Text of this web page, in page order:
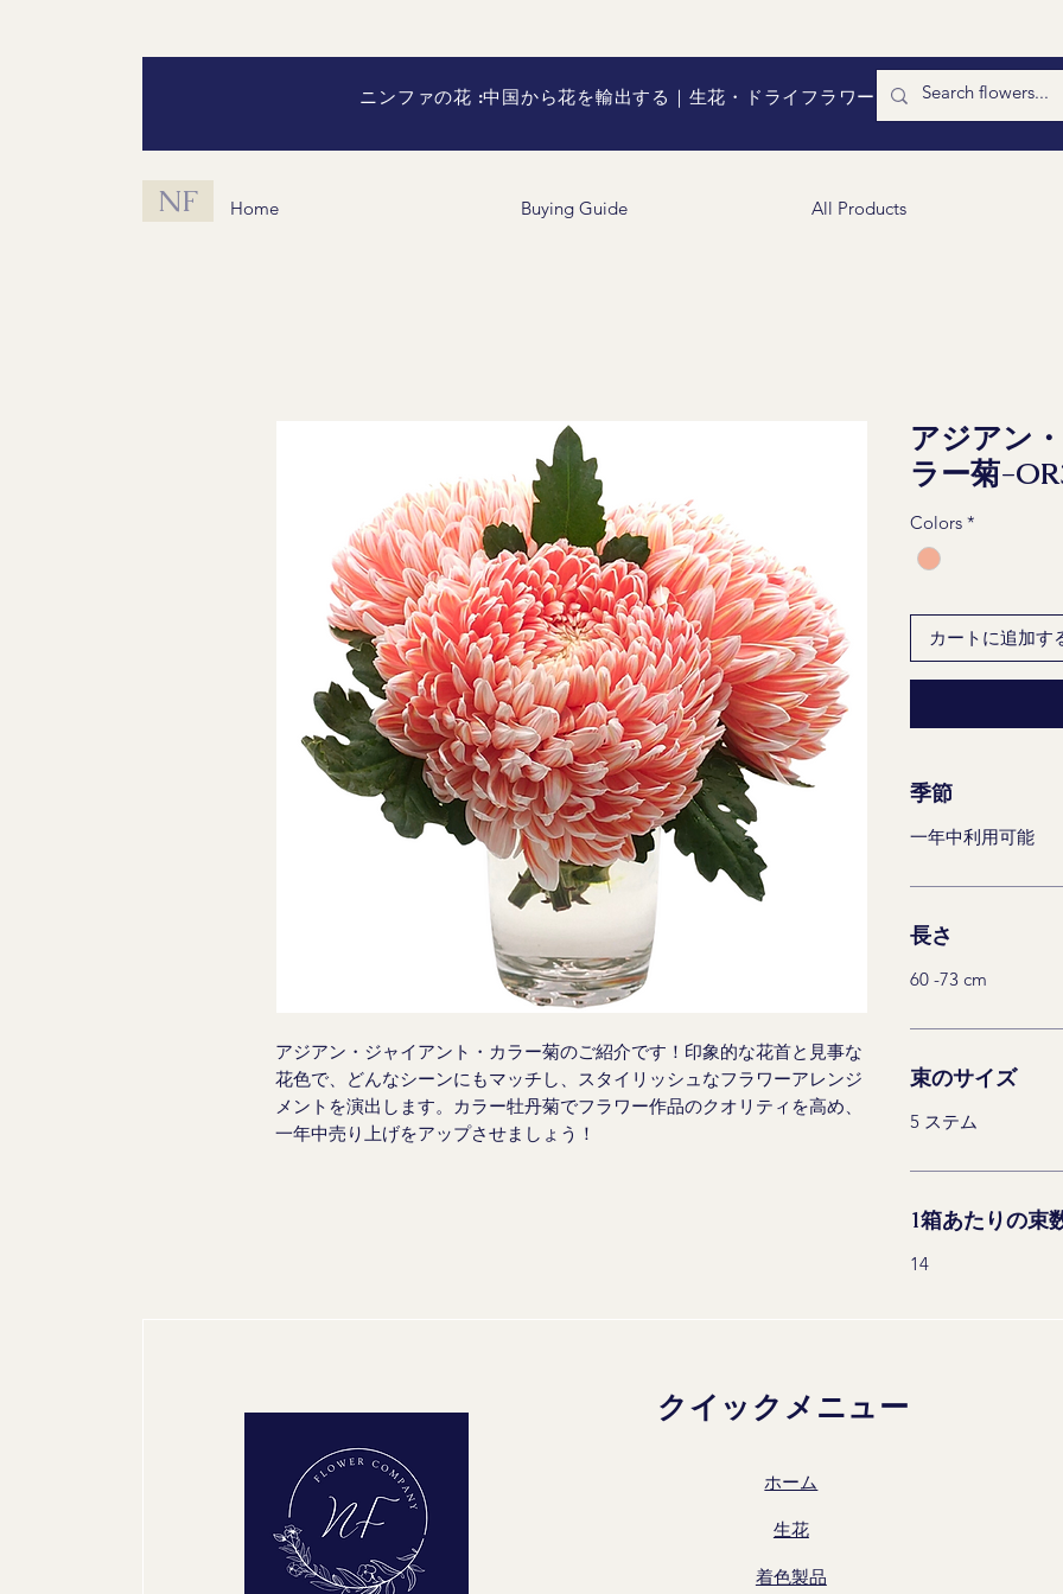
ニンファの花 :中国から花を輸出する｜生花・ドライフラワー
NF Home Buying Guide All Products
アジアン・ジャイアント・カラー菊のご紹介です！印象的な花首と見事な
花色で、どんなシーンにもマッチし、スタイリッシュなフラワーアレンジ
メントを演出します。カラー牡丹菊でフラワー作品のクオリティを高め、
一年中売り上げをアップさせましょう！
アジアン
ラー菊-
Colors *
カートに追加す
季節
一年中利用可能
長さ
60 -73 cm
束のサイズ
5 ステム
1箱あたりの束
14
クイックメニュー
ホーム
生花
着色製品